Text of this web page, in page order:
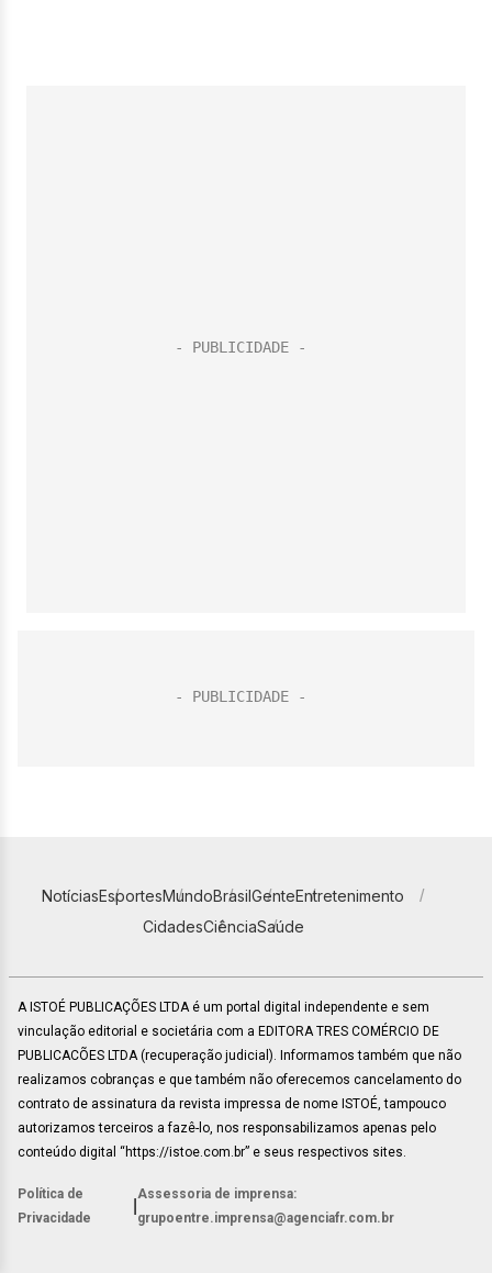
NotíciasEsportesMundoBrasilGenteEntretenimento
CidadesCiênciaSaúde
A ISTOÉ PUBLICAÇÕES LTDA é um portal digital independente e sem
vinculação editorial e societária com a EDITORA TRES COMÉRCIO DE
PUBLICACÕES LTDA (recuperação judicial). Informamos também que não
realizamos cobranças e que também não oferecemos cancelamento do
contrato de assinatura da revista impressa de nome ISTOÉ, tampouco
autorizamos terceiros a fazê-lo, nos responsabilizamos apenas pelo
conteúdo digital “https://istoe.com.br” e seus respectivos sites.
Política de
Privacidade
Assessoria de imprensa:
grupoentre.imprensa@agenciafr.com.br